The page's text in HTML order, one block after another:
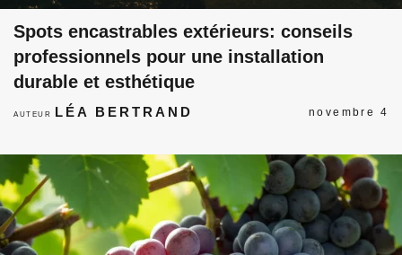
Spots encastrables extérieurs: conseils
professionnels pour une installation
durable et esthétique
AUTEUR LÉA BERTRAND novembre 4